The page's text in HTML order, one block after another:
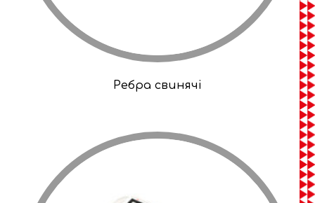
Ребра свинячі